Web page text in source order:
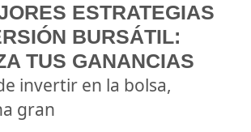
ESTRATEGIAS
BURSÁTIL:
TUS GANANCIAS
invertir en la bolsa,
gran